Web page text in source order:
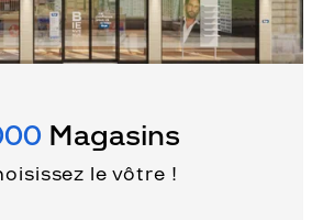
Magasins
le vôtre !